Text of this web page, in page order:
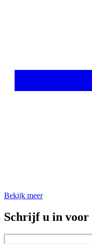
Bekijk meer
Schrijf u in voor